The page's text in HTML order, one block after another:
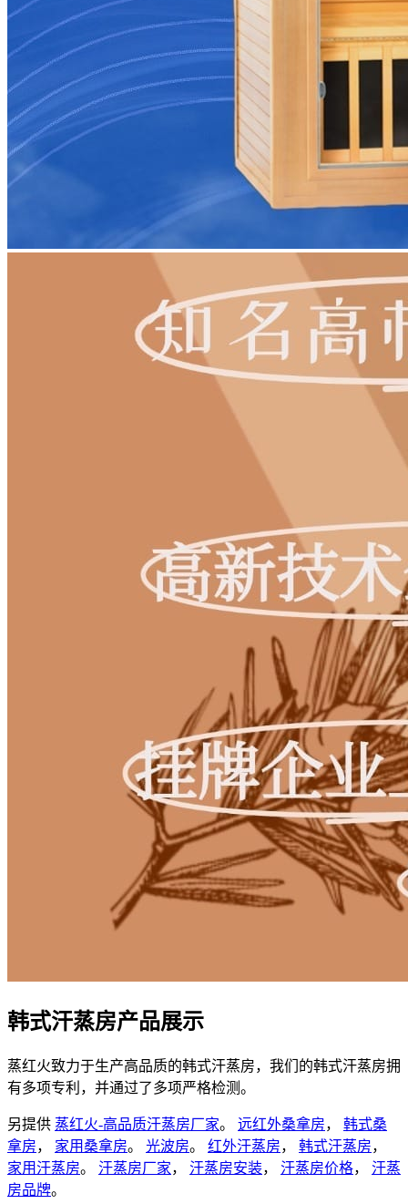
韩式汗蒸房产品展示
蒸红火致力于生产高品质的韩式汗蒸房，我们的韩式汗蒸房拥
有多项专利，并通过了多项严格检测。
另提供 蒸红火-高品质汗蒸房厂家。 远红外桑拿房， 韩式桑
拿房， 家用桑拿房。 光波房。 红外汗蒸房， 韩式汗蒸房，
家用汗蒸房。 汗蒸房厂家， 汗蒸房安装， 汗蒸房价格， 汗蒸
房品牌。